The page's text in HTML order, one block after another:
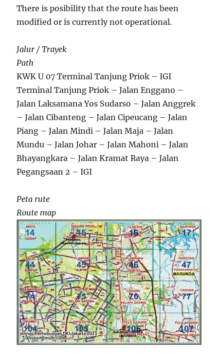
There is posibility that the route has been
modified or is currently not operational.
Jalur / Trayek
Path
KWK U 07 Terminal Tanjung Priok – IGI
Terminal Tanjung Priok – Jalan Enggano –
Jalan Laksamana Yos Sudarso – Jalan Anggrek
– Jalan Cibanteng – Jalan Cipeucang – Jalan
Piang – Jalan Mindi – Jalan Maja – Jalan
Mundu – Jalan Johar – Jalan Mahoni – Jalan
Bhayangkara – Jalan Kramat Raya – Jalan
Pegangsaan 2 – IGI
Peta rute
Route map